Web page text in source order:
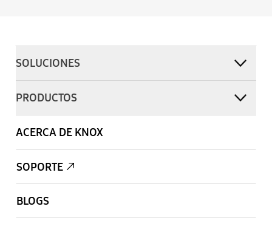
SOLUCIONES
PRODUCTOS
ACERCA DE KNOX
SOPORTE
BLOGS